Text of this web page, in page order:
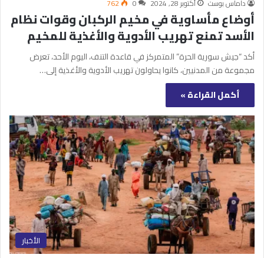
داماس بوست أكتوبر 28, 2024 0
762
أوضاع مأساوية في مخيم الركبان وقوات نظام
الأسد تمنع تهريب الأدوية والأغذية للمخيم
أكد “جيش سورية الحرة” المتمركز في قاعدة التنف، اليوم الأحد، تعرض
مجموعة من المدنيين، كانوا يحاولون تهريب الأدوية والأغذية إلى…
أكمل القراءة »
الأخبار